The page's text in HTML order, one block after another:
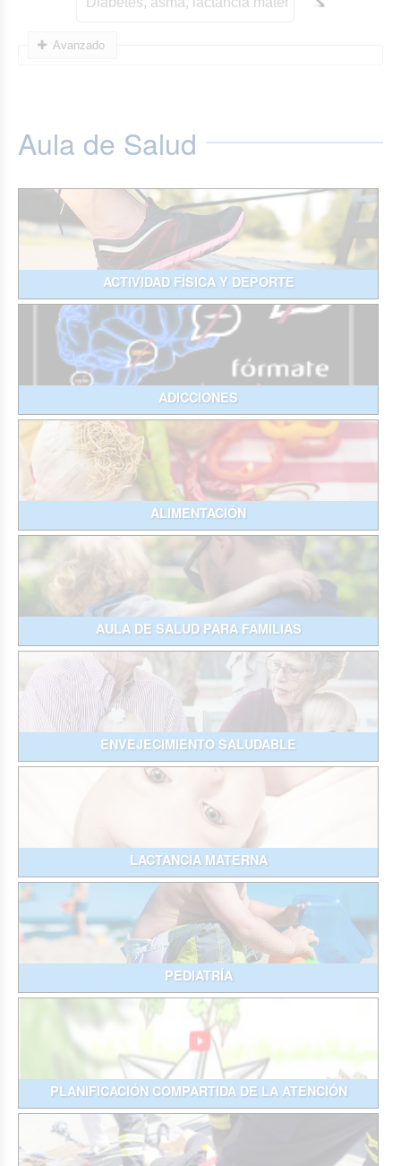
Avanzado
Aula de Salud
ACTIVIDAD FÍSICA Y DEPORTE
ADICCIONES
ALIMENTACIÓN
AULA DE SALUD PARA FAMILIAS
ENVEJECIMIENTO SALUDABLE
LACTANCIA MATERNA
PEDIATRÍA
PLANIFICACIÓN COMPARTIDA DE LA ATENCIÓN